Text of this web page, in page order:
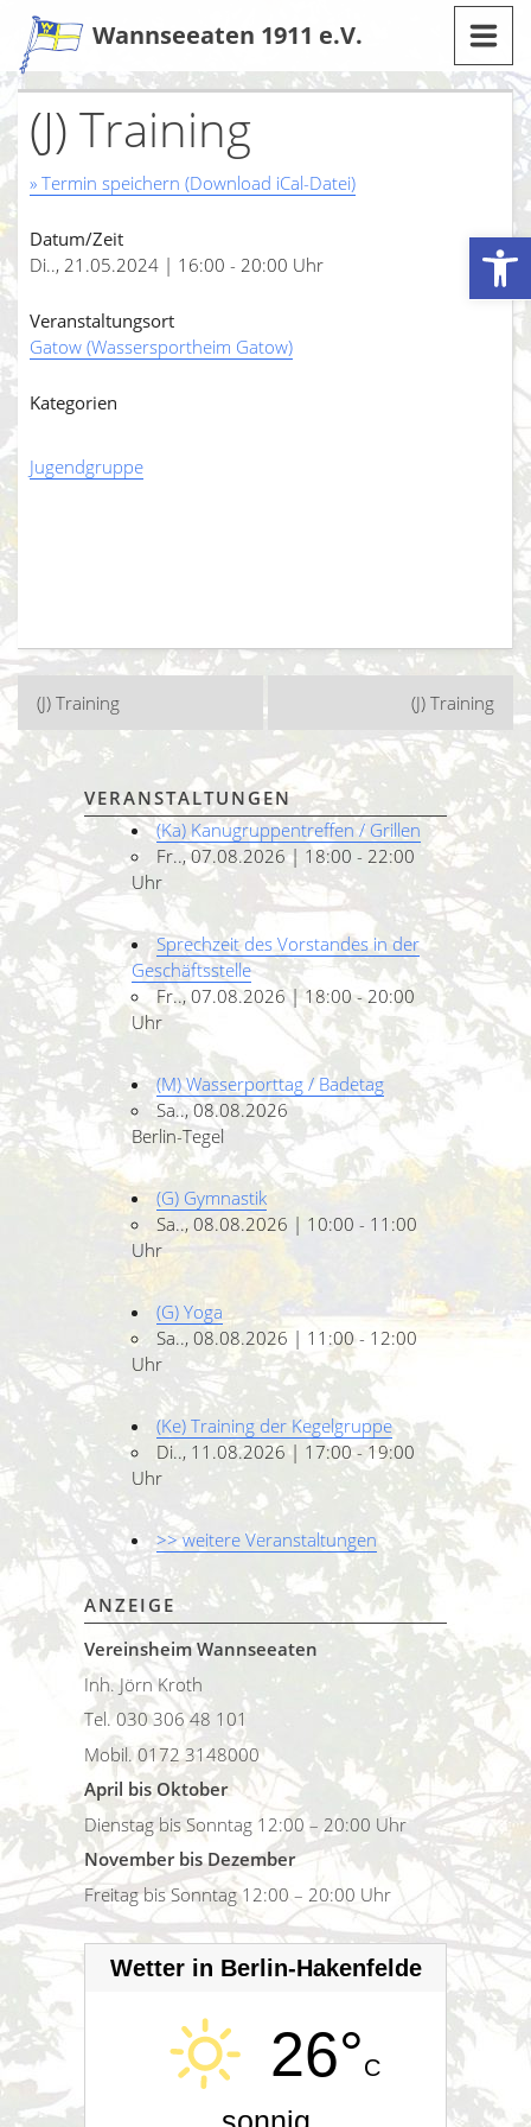
Werkzeugleiste öffnen
Zum
Inhalt
Wannseeaten 1911 e.V.
(J) Training
» Termin speichern (Download iCal-Datei)
Datum/Zeit
Di.., 21.05.2024 | 16:00 - 20:00 Uhr
Veranstaltungsort
Gatow (Wassersportheim Gatow)
Kategorien
Jugendgruppe
Beitragsnavigation
(J) Training (J) Training
VERANSTALTUNGEN
(Ka) Kanugruppentreffen / Grillen
Fr.., 07.08.2026 | 18:00 - 22:00
Uhr
Sprechzeit des Vorstandes in der
Geschäftsstelle
Fr.., 07.08.2026 | 18:00 - 20:00
Uhr
(M) Wasserporttag / Badetag
Sa.., 08.08.2026
Berlin-Tegel
(G) Gymnastik
Sa.., 08.08.2026 | 10:00 - 11:00
Uhr
(G) Yoga
Sa.., 08.08.2026 | 11:00 - 12:00
Uhr
(Ke) Training der Kegelgruppe
Di.., 11.08.2026 | 17:00 - 19:00
Uhr
>> weitere Veranstaltungen
ANZEIGE
Vereinsheim Wannseeaten
Inh. Jörn Kroth
Tel. 030 306 48 101
Mobil. 0172 3148000
April bis Oktober
Dienstag bis Sonntag 12:00 – 20:00 Uhr
November bis Dezember
Freitag bis Sonntag 12:00 – 20:00 Uhr
Wetter in Berlin-Hakenfelde
26°C